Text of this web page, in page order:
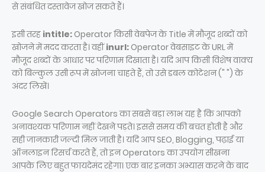
से संबंधित दस्तावेज खोज सकते हैं।
इसी तरह intitle: Operator किसी वेबपेज के Title में मौजूद शब्दों को
खोजने में मदद करता है। वहींinurl: Operator वेबसाइट के URL में
मौजूद शब्दों के आधार पर परिणाम दिखाता है। यदि आप किसी विशेष वाक्य
को बिल्कुल उसी रूप में खोजना चाहते हैं, तो उसे डबल कोटेशन (" ") के
अंदर लिखें।
Google Search Operators का सबसे बड़ा लाभ यह है कि आपको
अनावश्यक परिणाम नहीं देखने पड़ते। इससे समय की बचत होती है और
सही जानकारी जल्दी मिल जाती है। यदि आप SEO, Blogging, पढ़ाई या
ऑनलाइन रिसर्च करते हैं, तो इन Operators का उपयोग सीखना
आपके लिए बहुत फायदेमंद रहेगा। एक बार इनका अभ्यास करने के बाद